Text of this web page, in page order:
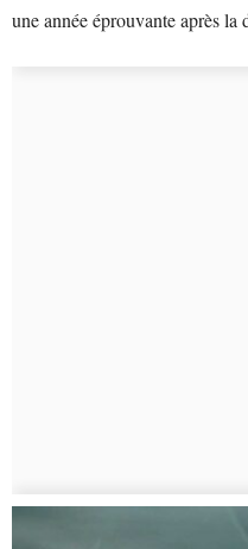
une année éprouvante après